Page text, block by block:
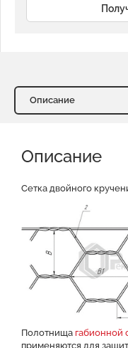
Описание
Доставка и оплата
Преимущества
Файлы для скачивания
Описание
Сетка двойного
Полотнища габионной
применяются для